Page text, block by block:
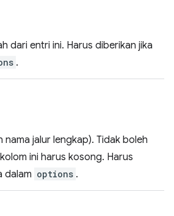
dari entri ini. Harus diberikan jika
.
nama jalur lengkap). Tidak boleh
ini harus kosong. Harus
dalam options .